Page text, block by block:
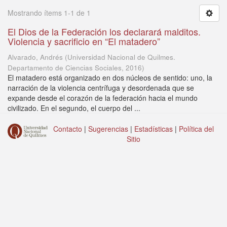
Mostrando ítems 1-1 de 1
El Dios de la Federación los declarará malditos.
Violencia y sacrificio en “El matadero”
Alvarado, Andrés (Universidad Nacional de Quilmes.
Departamento de Ciencias Sociales, 2016)
El matadero está organizado en dos núcleos de sentido: uno, la
narración de la violencia centrífuga y desordenada que se
expande desde el corazón de la federación hacia el mundo
civilizado. En el segundo, el cuerpo del ...
Contacto | Sugerencias | Estadísticas | Política del
Sitio